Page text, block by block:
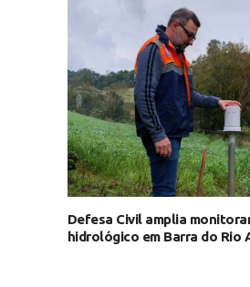
Defesa Civil amplia
hidrológico em Barra do Rio